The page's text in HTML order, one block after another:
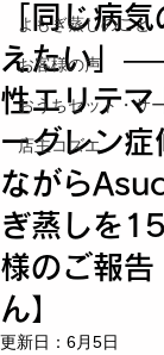
よもぎ蒸しのこと
お客様の声
おうちセット・サ
店主コズエ
「同じ病
えたい」
性エリテマ
ーグレン
ながら
ぎ蒸しを
様のご報
ん】
更新日： 6月5日